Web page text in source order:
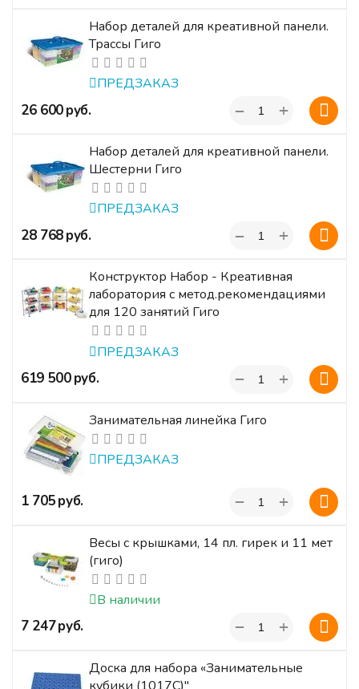
Набор деталей для креативной панели.
Трассы Гиго
ПРЕДЗАКАЗ
‍26 600‍руб. +
−
Набор деталей для креативной панели.
Шестерни Гиго
ПРЕДЗАКАЗ
‍28 768‍руб. +
−
Конструктор Набор - Креативная
лаборатория с метод.рекомендациями
для 120 занятий Гиго
ПРЕДЗАКАЗ
‍619 500‍руб. +
−
Занимательная линейка Гиго
ПРЕДЗАКАЗ
‍1 705‍руб. +
−
Весы с крышками, 14 пл. гирек и 11 мет
(гиго)
В наличии
‍7 247‍руб. +
−
Доска для набора «Занимательные